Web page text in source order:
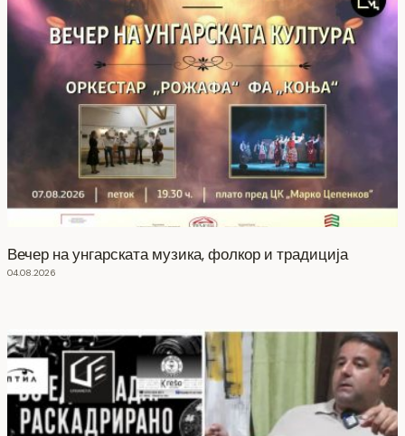
Вечер на унгарската музика, фолкор и традиција
04.08.2026